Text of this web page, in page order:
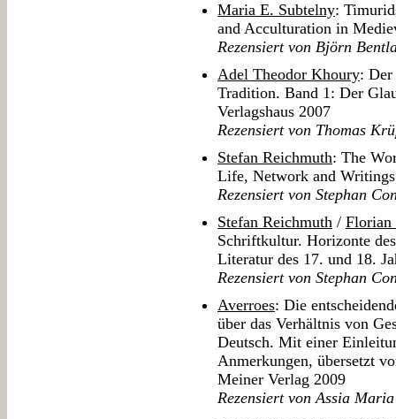
Maria E. Subtelny:
and Acculturation in
Rezensiert von Björn
Adel Theodor Khoury: Der
Tradition. Band 1: Der
Verlagshaus 2007
Rezensiert von Thomas
Stefan Reichmuth: The
Life, Network and
Rezensiert von Stephan
Stefan Reichmuth / Florian
Schriftkultur. Horizonte
Literatur des 17. und 18.
Rezensiert von Stephan
Averroes: Die
über das Verhältnis von
Deutsch. Mit einer
Anmerkungen, übersetzt
Meiner Verlag 2009
Rezensiert von Assia